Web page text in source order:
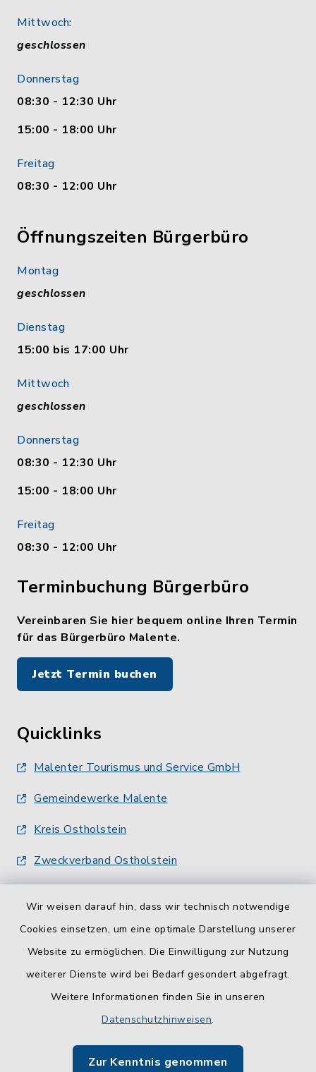
Wir weisen darauf hin, dass wir technisch notwendige
Cookies einsetzen, um eine optimale Darstellung unserer
Website zu ermöglichen. Die Einwilligung zur Nutzung
weiterer Dienste wird bei Bedarf gesondert abgefragt.
Weitere Informationen finden Sie in unseren
Datenschutzhinweisen.
Zur Kenntnis genommen
Mittwoch:
geschlossen
Donnerstag
08:30 - 12:30 Uhr
15:00 - 18:00 Uhr
Freitag
08:30 - 12:00 Uhr
Öffnungszeiten Bürgerbüro
Montag
geschlossen
Dienstag
15:00 bis 17:00 Uhr
Mittwoch
geschlossen
Donnerstag
08:30 - 12:30 Uhr
15:00 - 18:00 Uhr
Freitag
08:30 - 12:00 Uhr
Terminbuchung Bürgerbüro
Vereinbaren Sie hier bequem online Ihren Termin
für das Bürgerbüro Malente.
Jetzt Termin buchen
Quicklinks
Malenter Tourismus und Service GmbH
Gemeindewerke Malente
Kreis Ostholstein
Zweckverband Ostholstein
Barrierefreiheit